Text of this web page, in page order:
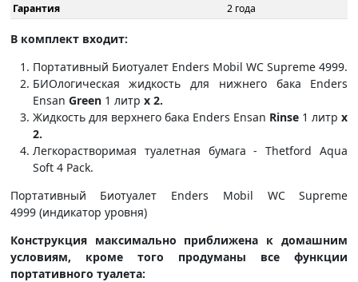
Гарантия
2 года
В комплект входит:
Портативный Биотуалет Enders Mobil WC Supreme 4999.
БИОлогическая жидкость для нижнего бака Enders
Ensan Green1 литр x 2.
Жидкость для верхнего бака Enders Ensan Rinse 1 литрx
2.
Легкорастворимая туалетная бумага - Thetford Aqua
Soft 4 Pack.
Портативный Биотуалет Enders Mobil WC Supreme
4999 (индикатор уровня)
Конструкция максимально приближена к домашним
условиям, кроме того продуманы все функции
портативного туалета: